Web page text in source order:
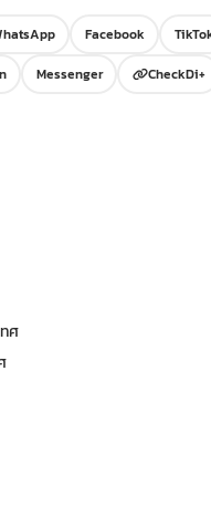
Facebook
Messenger CheckDi+
ศ